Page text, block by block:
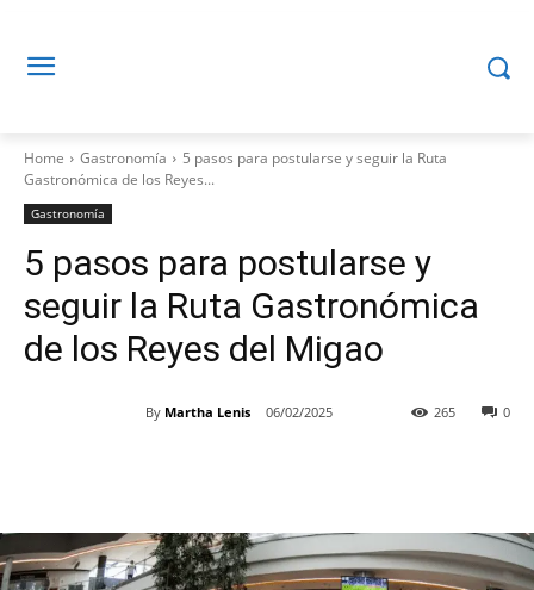
Home Gastronomía
5 pasos para postularse y seguir la Ruta
Gastronómica de los Reyes...
Gastronomía
5 pasos para postularse y
seguir la Ruta Gastronómica
de los Reyes del Migao
By Martha Lenis 06/02/2025 0
265